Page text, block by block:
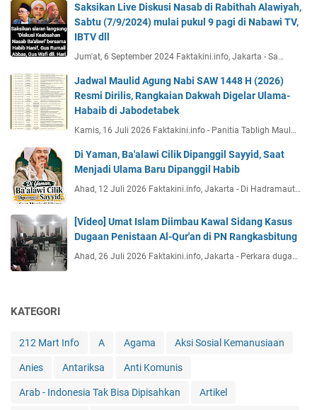
Saksikan Live Diskusi Nasab di Rabithah Alawiyah,
Sabtu (7/9/2024) mulai pukul 9 pagi di Nabawi TV,
IBTV dll
Jum'at, 6 September 2024 Faktakini.info, Jakarta - Sa…
Jadwal Maulid Agung Nabi SAW 1448 H (2026)
Resmi Dirilis, Rangkaian Dakwah Digelar Ulama-
Habaib di Jabodetabek
Kamis, 16 Juli 2026 Faktakini.info - Panitia Tabligh Maul…
Di Yaman, Ba'alawi Cilik Dipanggil Sayyid, Saat
Menjadi Ulama Baru Dipanggil Habib
Ahad, 12 Juli 2026 Faktakini.info, Jakarta - Di Hadramaut…
[Video] Umat Islam Diimbau Kawal Sidang Kasus
Dugaan Penistaan Al-Qur'an di PN Rangkasbitung
Ahad, 26 Juli 2026 Faktakini.info, Jakarta - Perkara duga…
KATEGORI
212 Mart Info A Agama Aksi Sosial Kemanusiaan
Anies Antariksa Anti Komunis
Arab - Indonesia Tak Bisa Dipisahkan Artikel